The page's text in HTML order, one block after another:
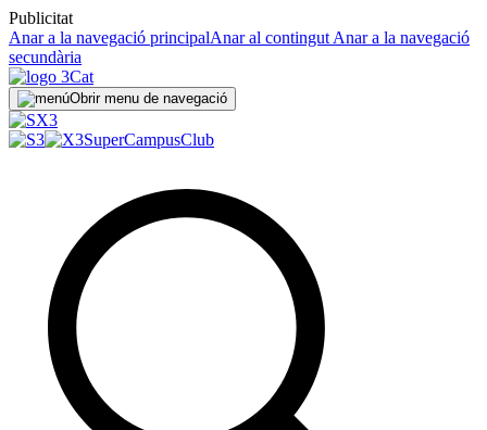
Publicitat
Anar a la navegació principalAnar al contingut Anar a la navegació
secundària
Obrir menu de navegació
SuperCampusClub